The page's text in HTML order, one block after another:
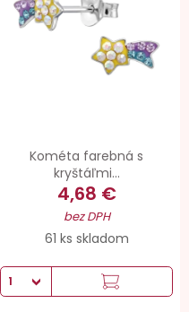
Kométa farebná s
kryštáľmi...
4,68 €
bez DPH
61 ks skladom